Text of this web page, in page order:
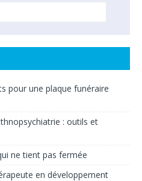
pour une plaque funéraire
: outils et
ne tient pas fermée
en développement